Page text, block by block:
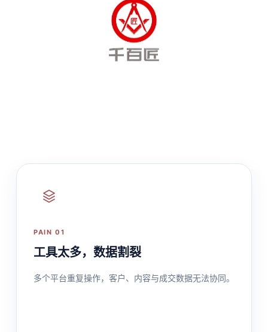
PAIN 01
工具太多，数据割裂
多个平台重复操作，客户、内容与成交数据无法协同。